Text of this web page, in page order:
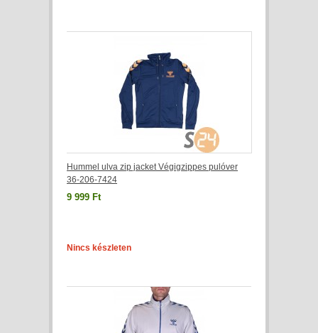
Hummel ulva zip jacket Végigzippes pulóver
36-206-7424
9 999 Ft
Nincs készleten